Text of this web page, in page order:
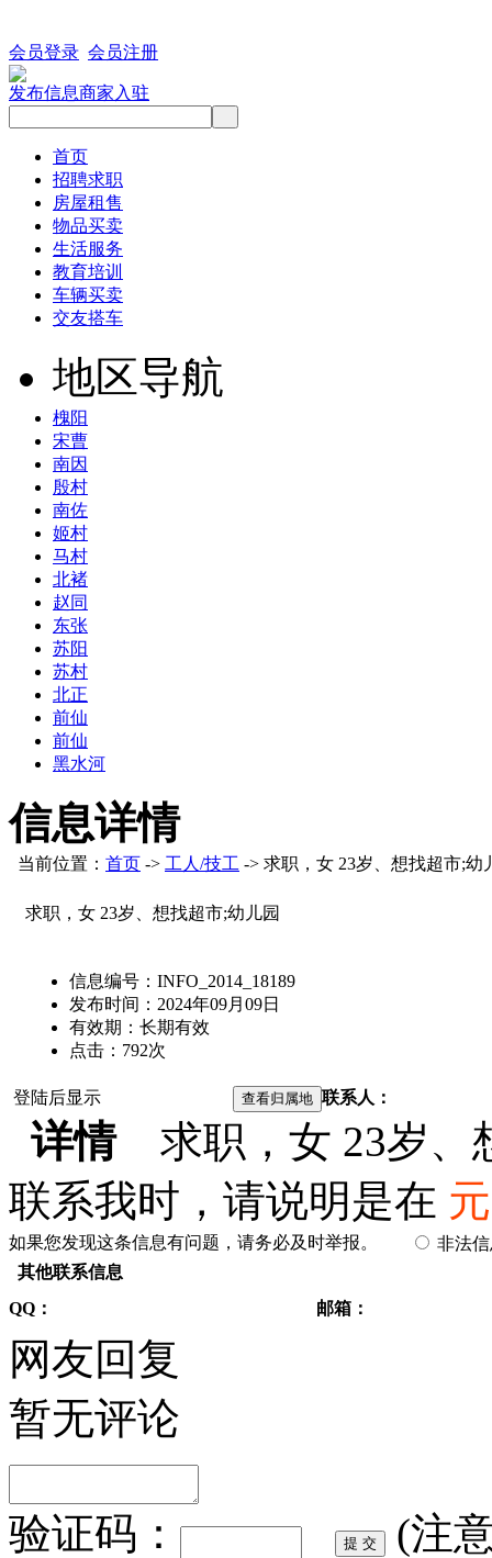
会员登录 会员注册
发布信息商家入驻
首页
招聘求职
房屋租售
物品买卖
生活服务
教育培训
车辆买卖
交友搭车
地区导航
槐阳
宋曹
南因
殷村
南佐
姬村
马村
北褚
赵同
东张
苏阳
苏村
北正
前仙
前仙
黑水河
信息详情
当前位置： 首页 -> 工人/技工 -> 求职，女 23岁、想找超市;幼
求职，女 23岁、想找超市;幼儿园
信息编号： INFO_2014_18189
发布时间： 2024年09月09日
有效期： 长期有效
点击： 792次
登陆后显示 联系人：
详情
求职，女 23岁、
联系我时，请说明是在
如果您发现这条信息有问题，请务必及时举报。
非法
其他联系信息
QQ：
邮箱：
网友回复
暂无评论
验证码：
(注